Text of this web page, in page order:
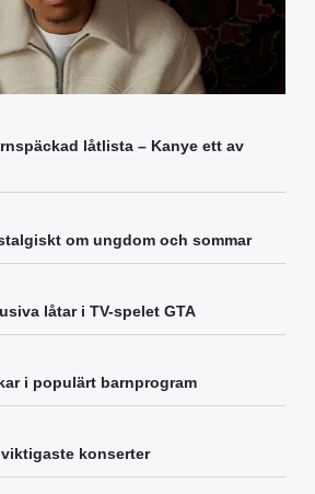
låtlista – Kanye ett av
om ungdom och sommar
låtar i TV-spelet GTA
i populärt barnprogram
viktigaste konserter